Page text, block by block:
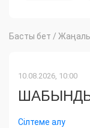
Басты бет /
10.08.2026, 10:00
Сілтеме алу